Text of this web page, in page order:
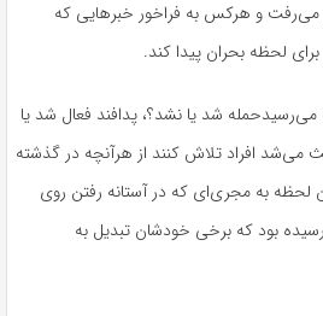
می‌رفت و هرکس به فراخور خبرهایی که
لحظه بحران پیدا کند.
شد یا نشد؟، پدافند فعال شد یا
می‌شد افراد تلاش کنند از هرآنچه در گذشته
لحظه به مجری‌ای که در آستانه رفتن روی
رسیده بود که برخی خودشان تبدیل به